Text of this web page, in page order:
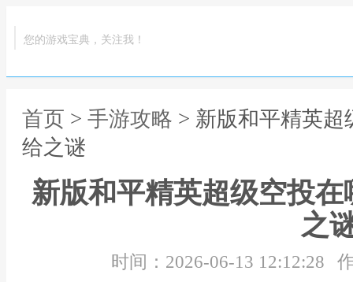
您的游戏宝典，关注我！
首页 > 手游攻略 > 新版和平精英
给之谜
新版和平精英超级空投
之
时间：2026-06-13 12:12:28